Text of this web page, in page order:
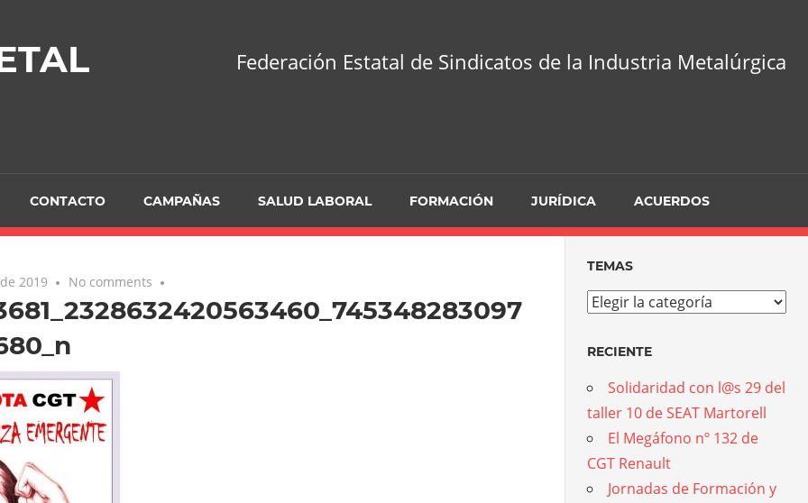
Federación Estatal de Sindicatos de la Industria Metalúrgica
CONTACTO CAMPAÑAS SALUD LABORAL FORMACIÓN JURÍDICA ACUERDOS
2019 No comments
TEMAS
Temas
RECIENTE
Solidaridad con l@s 29 del
taller 10 de SEAT Martorell
El Megáfono nº 132 de
CGT Renault
Jornadas de Formación y